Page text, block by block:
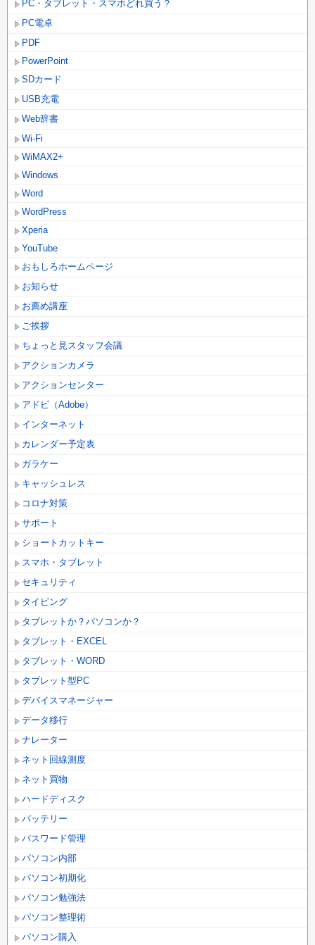
PC・タブレット・スマホどれ買う？
PC電卓
PDF
PowerPoint
SDカード
USB充電
Web辞書
Wi-Fi
WiMAX2+
Windows
Word
WordPress
Xperia
YouTube
おもしろホームページ
お知らせ
お薦め講座
ご挨拶
ちょっと見スタッフ会議
アクションカメラ
アクションセンター
アドビ（Adobe）
インターネット
カレンダー予定表
ガラケー
キャッシュレス
コロナ対策
サポート
ショートカットキー
スマホ・タブレット
セキュリティ
タイピング
タブレットか？パソコンか？
タブレット・EXCEL
タブレット・WORD
タブレット型PC
デバイスマネージャー
データ移行
ナレーター
ネット回線測度
ネット買物
ハードディスク
バッテリー
パスワード管理
パソコン内部
パソコン初期化
パソコン勉強法
パソコン整理術
パソコン購入